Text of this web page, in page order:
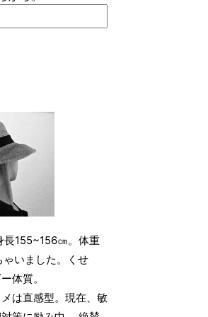
長155~156㎝。体重
いました。くせ
体質。
は直感型。現在、敏